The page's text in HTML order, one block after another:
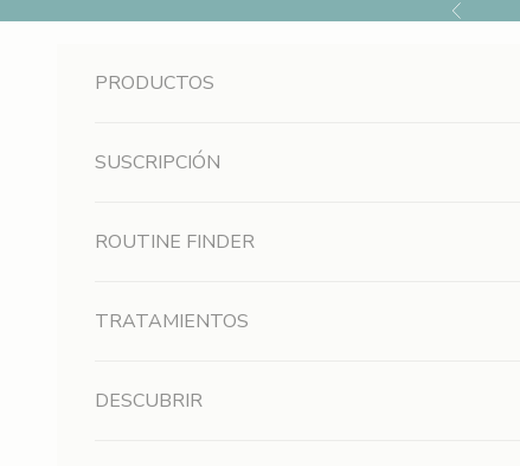
Anterior
PRODUCTOS
SUSCRIPCIÓN
ROUTINE FINDER
TRATAMIENTOS
DESCUBRIR
R